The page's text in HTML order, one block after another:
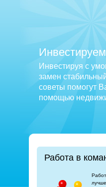
Инвестируя с
замен
советы помогут
помощью
Работа в